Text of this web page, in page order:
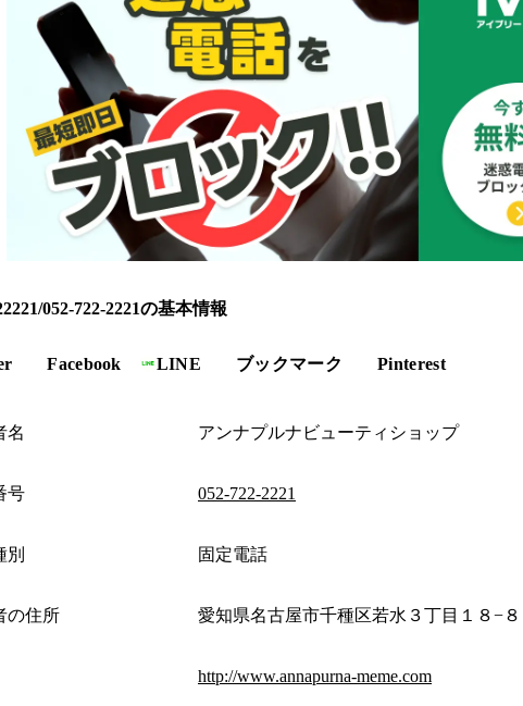
052-722-2221の基本情報
Facebook LINE ブックマーク Pinterest
名 アンナプルナビューティショップ
号 052-722-2221
別 固定電話
の住所 愛知県名古屋市千種区若水３丁目１８−８
http://www.annapurna-meme.com